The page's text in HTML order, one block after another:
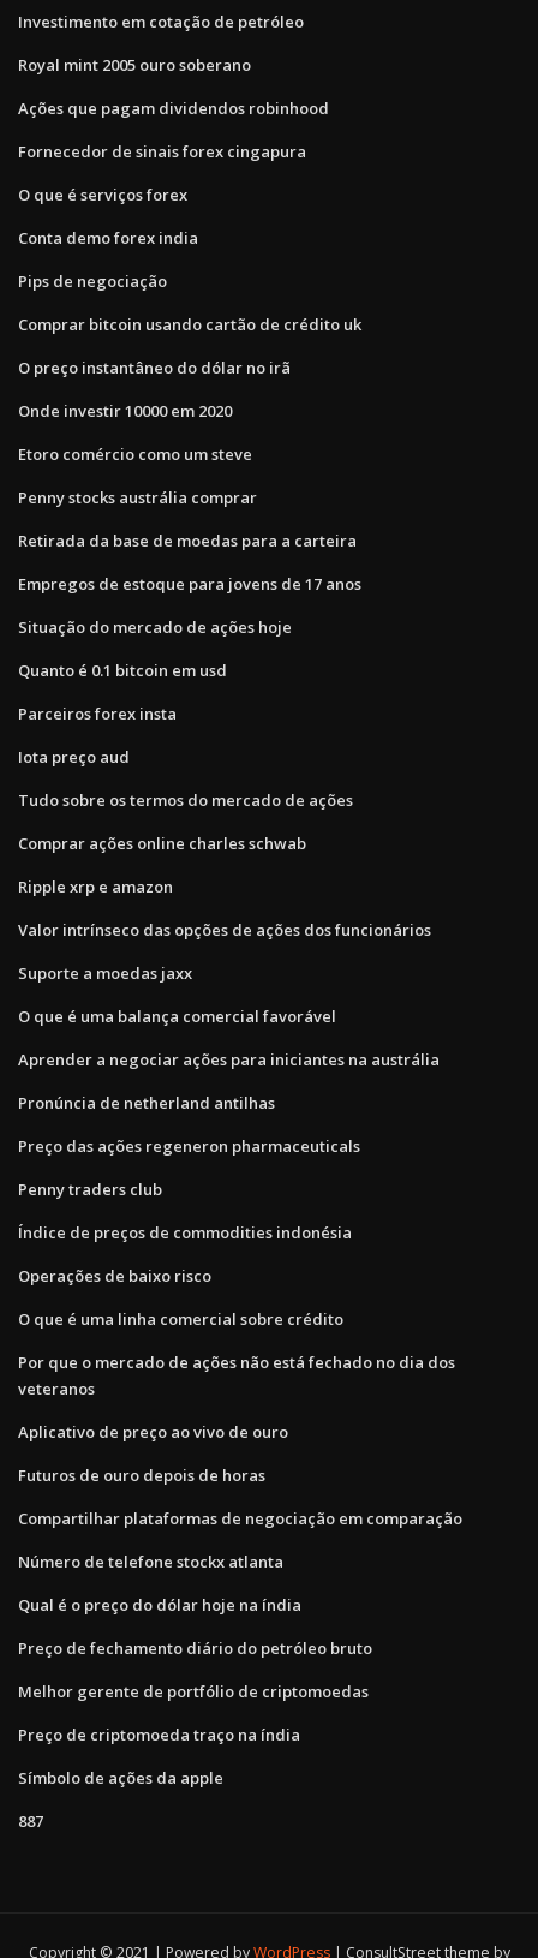
Investimento em cotação de petróleo
Royal mint 2005 ouro soberano
Ações que pagam dividendos robinhood
Fornecedor de sinais forex cingapura
O que é serviços forex
Conta demo forex india
Pips de negociação
Comprar bitcoin usando cartão de crédito uk
O preço instantâneo do dólar no irã
Onde investir 10000 em 2020
Etoro comércio como um steve
Penny stocks austrália comprar
Retirada da base de moedas para a carteira
Empregos de estoque para jovens de 17 anos
Situação do mercado de ações hoje
Quanto é 0.1 bitcoin em usd
Parceiros forex insta
Iota preço aud
Tudo sobre os termos do mercado de ações
Comprar ações online charles schwab
Ripple xrp e amazon
Valor intrínseco das opções de ações dos funcionários
Suporte a moedas jaxx
O que é uma balança comercial favorável
Aprender a negociar ações para iniciantes na austrália
Pronúncia de netherland antilhas
Preço das ações regeneron pharmaceuticals
Penny traders club
Índice de preços de commodities indonésia
Operações de baixo risco
O que é uma linha comercial sobre crédito
Por que o mercado de ações não está fechado no dia dos
veteranos
Aplicativo de preço ao vivo de ouro
Futuros de ouro depois de horas
Compartilhar plataformas de negociação em comparação
Número de telefone stockx atlanta
Qual é o preço do dólar hoje na índia
Preço de fechamento diário do petróleo bruto
Melhor gerente de portfólio de criptomoedas
Preço de criptomoeda traço na índia
Símbolo de ações da apple
887
Copyright © 2021 | Powered byWordPress ConsultStreet theme by